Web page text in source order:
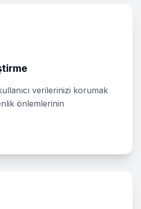
verilerinizi korumak
önlemlerinin